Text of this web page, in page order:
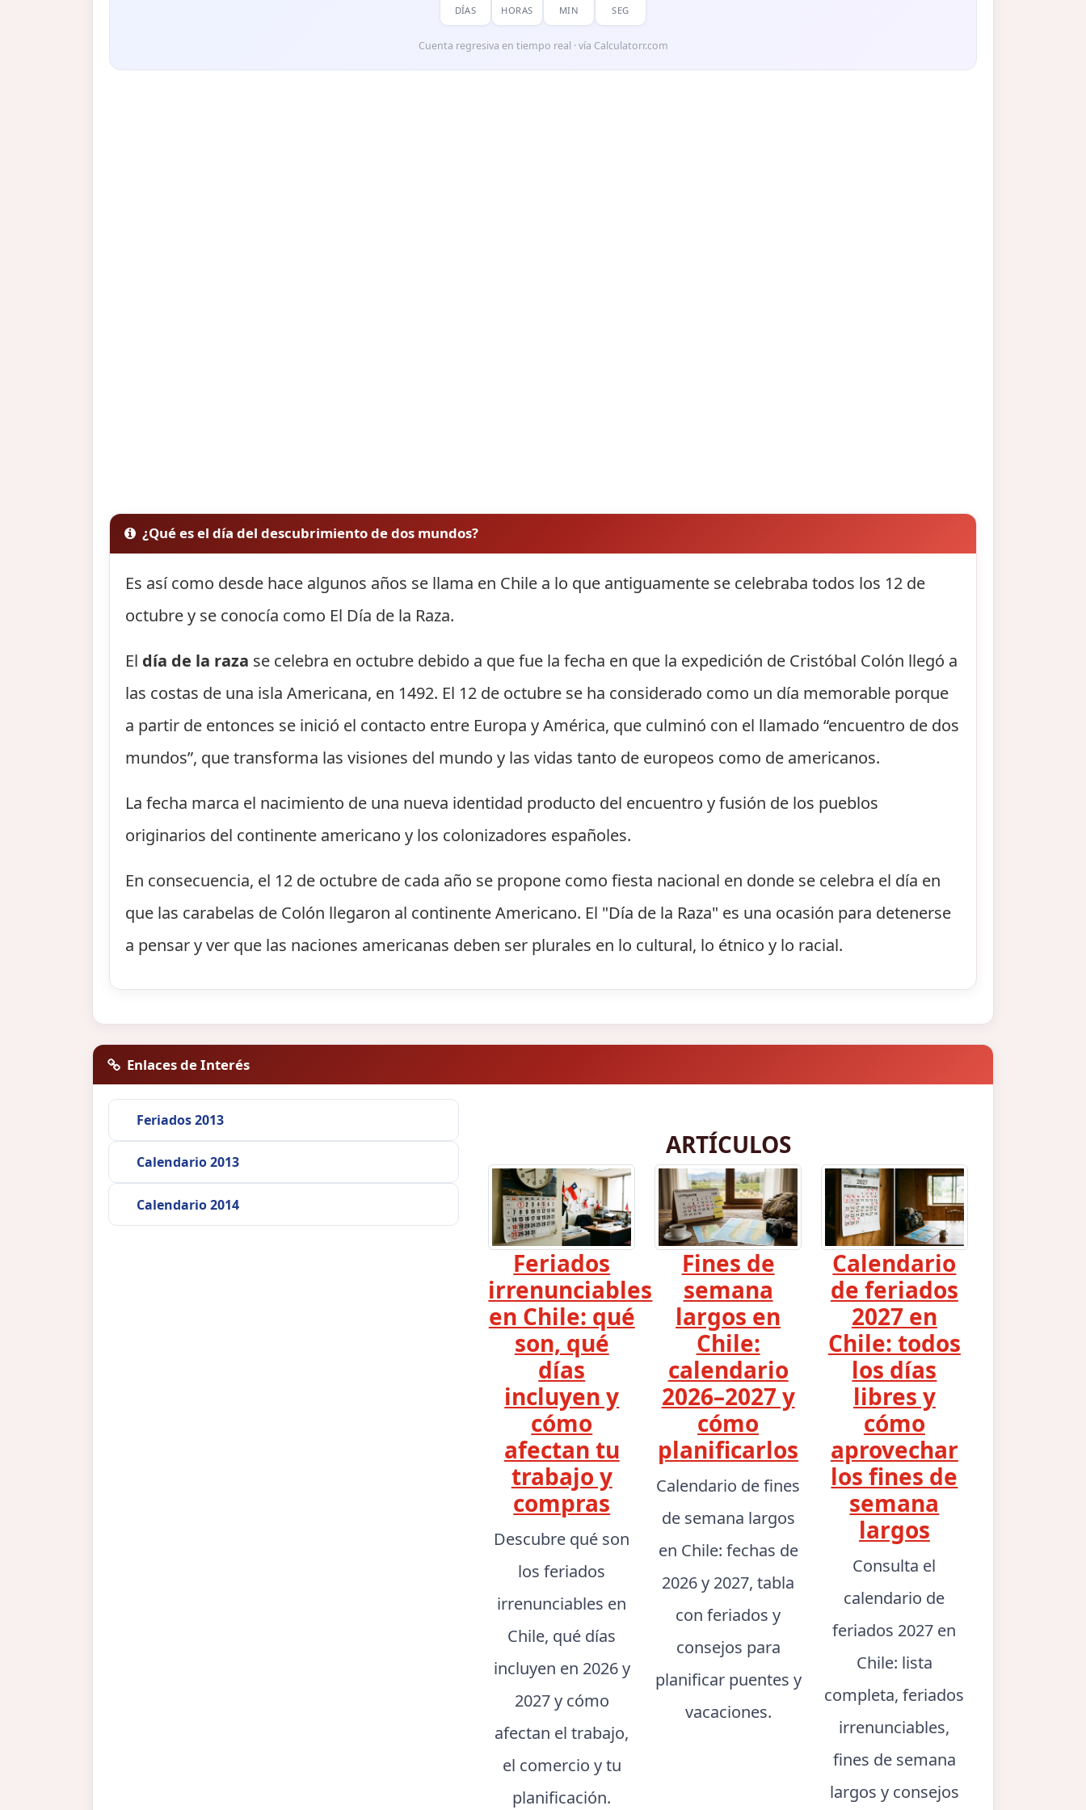
DÍAS HORAS MIN SEG
Cuenta regresiva en tiempo real · vía Calculatorr.com
¿Qué es el día del descubrimiento de dos mundos?
Es así como desde hace algunos años se llama en Chile a lo que antiguamente se celebraba todos los 12 de
octubre y se conocía como El Día de la Raza.
El día de la raza se celebra en octubre debido a que fue la fecha en que la expedición de Cristóbal Colón llegó a
las costas de una isla Americana, en 1492. El 12 de octubre se ha considerado como un día memorable porque
a partir de entonces se inició el contacto entre Europa y América, que culminó con el llamado “encuentro de dos
mundos”, que transforma las visiones del mundo y las vidas tanto de europeos como de americanos.
La fecha marca el nacimiento de una nueva identidad producto del encuentro y fusión de los pueblos
originarios del continente americano y los colonizadores españoles.
En consecuencia, el 12 de octubre de cada año se propone como fiesta nacional en donde se celebra el día en
que las carabelas de Colón llegaron al continente Americano. El "Día de la Raza" es una ocasión para detenerse
a pensar y ver que las naciones americanas deben ser plurales en lo cultural, lo étnico y lo racial.
Enlaces de Interés
Feriados 2013
Calendario 2013
Calendario 2014
ARTÍCULOS
Feriados
irrenunciables
en Chile: qué
son, qué
días
incluyen y
cómo
afectan tu
trabajo y
compras
Descubre qué son
los feriados
irrenunciables en
Chile, qué días
incluyen en 2026 y
2027 y cómo
afectan el trabajo,
el comercio y tu
planificación.
Fines de
semana
largos en
Chile:
calendario
2026–2027 y
cómo
planificarlos
Calendario de fines
de semana largos
en Chile: fechas de
2026 y 2027, tabla
con feriados y
consejos para
planificar puentes y
vacaciones.
Calendario
de feriados
2027 en
Chile: todos
los días
libres y
cómo
aprovechar
los fines de
semana
largos
Consulta el
calendario de
feriados 2027 en
Chile: lista
completa, feriados
irrenunciables,
fines de semana
largos y consejos